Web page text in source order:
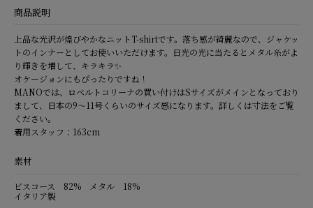
商品説明
上品な光沢が煌びやかなニットT-shirtです。落ち感が綺麗なので、ジャケッ
トのインナーとしてお使いいただけます。日光の光に当たるとメタル糸がよ
り輝きを増して、キラキラ✨
オケージョンにもぴったりですね！
MANOでは、ロベルトコリーナの買い付けはSサイズがメインとなっており
まして、日本の9～11号くらいのサイズ感になります。詳しくは寸法をご覧
ください。
着用スタッフ：163cm
素材
ビスコース 82% メタル 18%
イタリア製